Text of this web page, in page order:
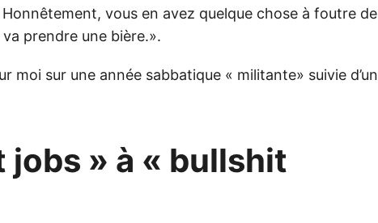
vous en avez quelque chose à foutre de
prendre une bière.».
moi sur une année sabbatique « militante» suivie d’un
jobs » à « bullshit